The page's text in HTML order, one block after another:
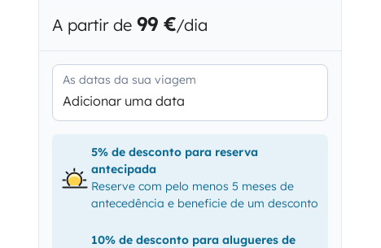
A partir de 99 €/dia
As datas da sua viagem
Adicionar uma data
5% de desconto para reserva
antecipada
Reserve com pelo menos 5 meses de
antecedência e beneficie de um desconto
10% de desconto para alugueres de